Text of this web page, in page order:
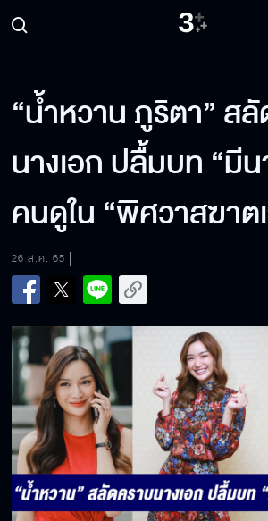
“น้ำหวาน ภูริตา” ส
นางเอก ปลื้มบท “มีน
คนดูใน “พิศวาสฆาต
26 ส.ค. 65